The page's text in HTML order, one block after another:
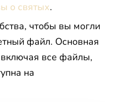
о святых.
чтобы вы могли
файл. Основная
все файлы,
на